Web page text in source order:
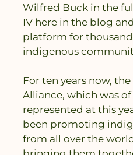
Wilfred Buck in the
IV here in the blog
platform for
indigenous
For ten years now,
Alliance, which was of
represented at this
been promoting
from all over the